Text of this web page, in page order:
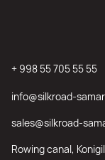
+ 998 55 705 55 55
info@silkroad-
sales@silkroad-
Rowing canal,